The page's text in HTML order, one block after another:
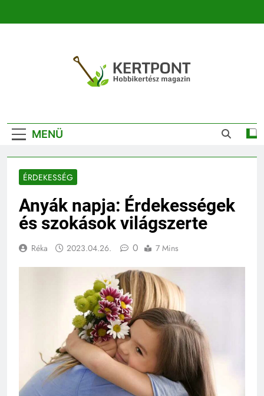
Kertészeti
Magazin |
Növénykereső És
Növényhatározó
MENÜ
ÉRDEKESSÉG
Anyák napja: Érdekességek
és szokások világszerte
Réka 2023.04.26. 0 7 Mins